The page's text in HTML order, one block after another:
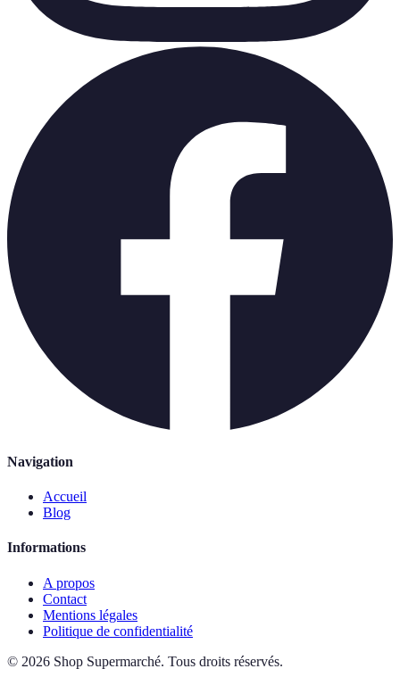
Navigation
Accueil
Blog
Informations
A propos
Contact
Mentions légales
Politique de confidentialité
© 2026 Shop Supermarché. Tous droits réservés.